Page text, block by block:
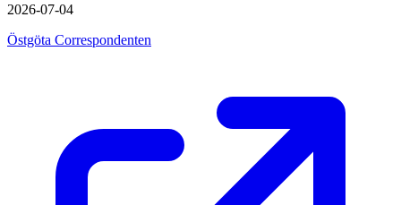
2026-07-04
Östgöta Correspondenten